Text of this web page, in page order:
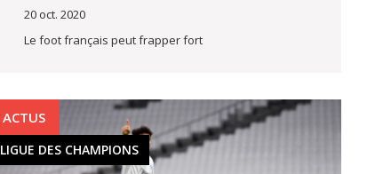
20 oct. 2020
Le foot français peut frapper fort
ACTUS
LIGUE DES CHAMPIONS